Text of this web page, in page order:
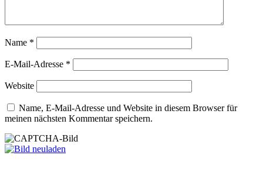
Name *
E-Mail-Adresse *
Website
Name, E-Mail-Adresse und Website in diesem Browser für
meinen nächsten Kommentar speichern.